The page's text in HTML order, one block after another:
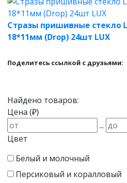
Стразы пришивные стекло
18*11мм (Drop) 24шт LUX
Поделитесь ссылкой с друзьями:
Найдено товаров:
Цена (₽)
...
Цвет
Белый и молочный
Персиковый и коралловый